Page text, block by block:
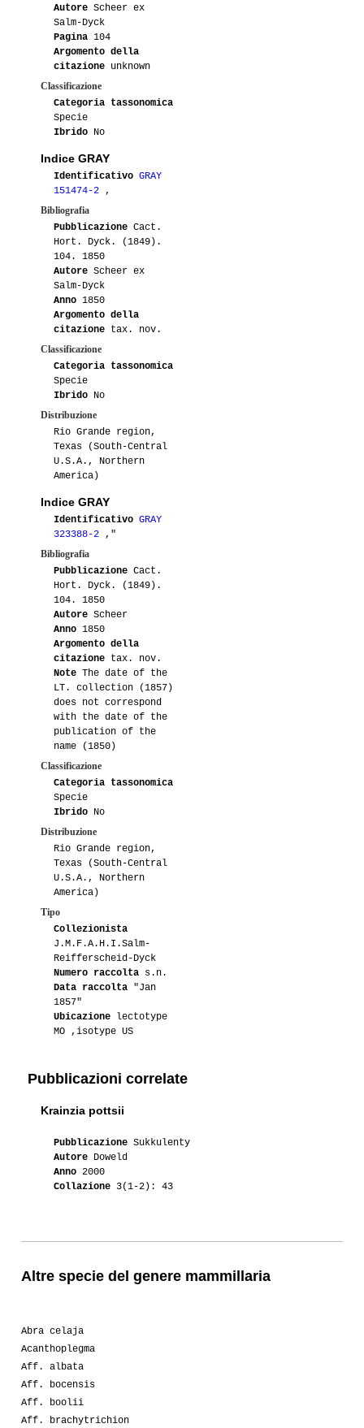
Autore Scheer ex
Salm-Dyck
Pagina 104
Argomento della
citazione unknown
Classificazione
Categoria tassonomica
Specie
Ibrido No
Indice GRAY
Identificativo GRAY
151474-2 ,
Bibliografia
Pubblicazione Cact.
Hort. Dyck. (1849).
104. 1850
Autore Scheer ex
Salm-Dyck
Anno 1850
Argomento della
citazione tax. nov.
Classificazione
Categoria tassonomica
Specie
Ibrido No
Distribuzione
Rio Grande region,
Texas (South-Central
U.S.A., Northern
America)
Indice GRAY
Identificativo GRAY
323388-2 ,"
Bibliografia
Pubblicazione Cact.
Hort. Dyck. (1849).
104. 1850
Autore Scheer
Anno 1850
Argomento della
citazione tax. nov.
Note The date of the
LT. collection (1857)
does not correspond
with the date of the
publication of the
name (1850)
Classificazione
Categoria tassonomica
Specie
Ibrido No
Distribuzione
Rio Grande region,
Texas (South-Central
U.S.A., Northern
America)
Tipo
Collezionista
J.M.F.A.H.I.Salm-
Reifferscheid-Dyck
Numero raccolta s.n.
Data raccolta "Jan
1857"
Ubicazione lectotype
MO ,isotype US
Pubblicazioni correlate
Krainzia pottsii
Pubblicazione Sukkulenty
Autore Doweld
Anno 2000
Collazione 3(1-2): 43
Altre specie del genere mammillaria
Abra celaja
Acanthoplegma
Aff. albata
Aff. bocensis
Aff. boolii
Aff. brachytrichion